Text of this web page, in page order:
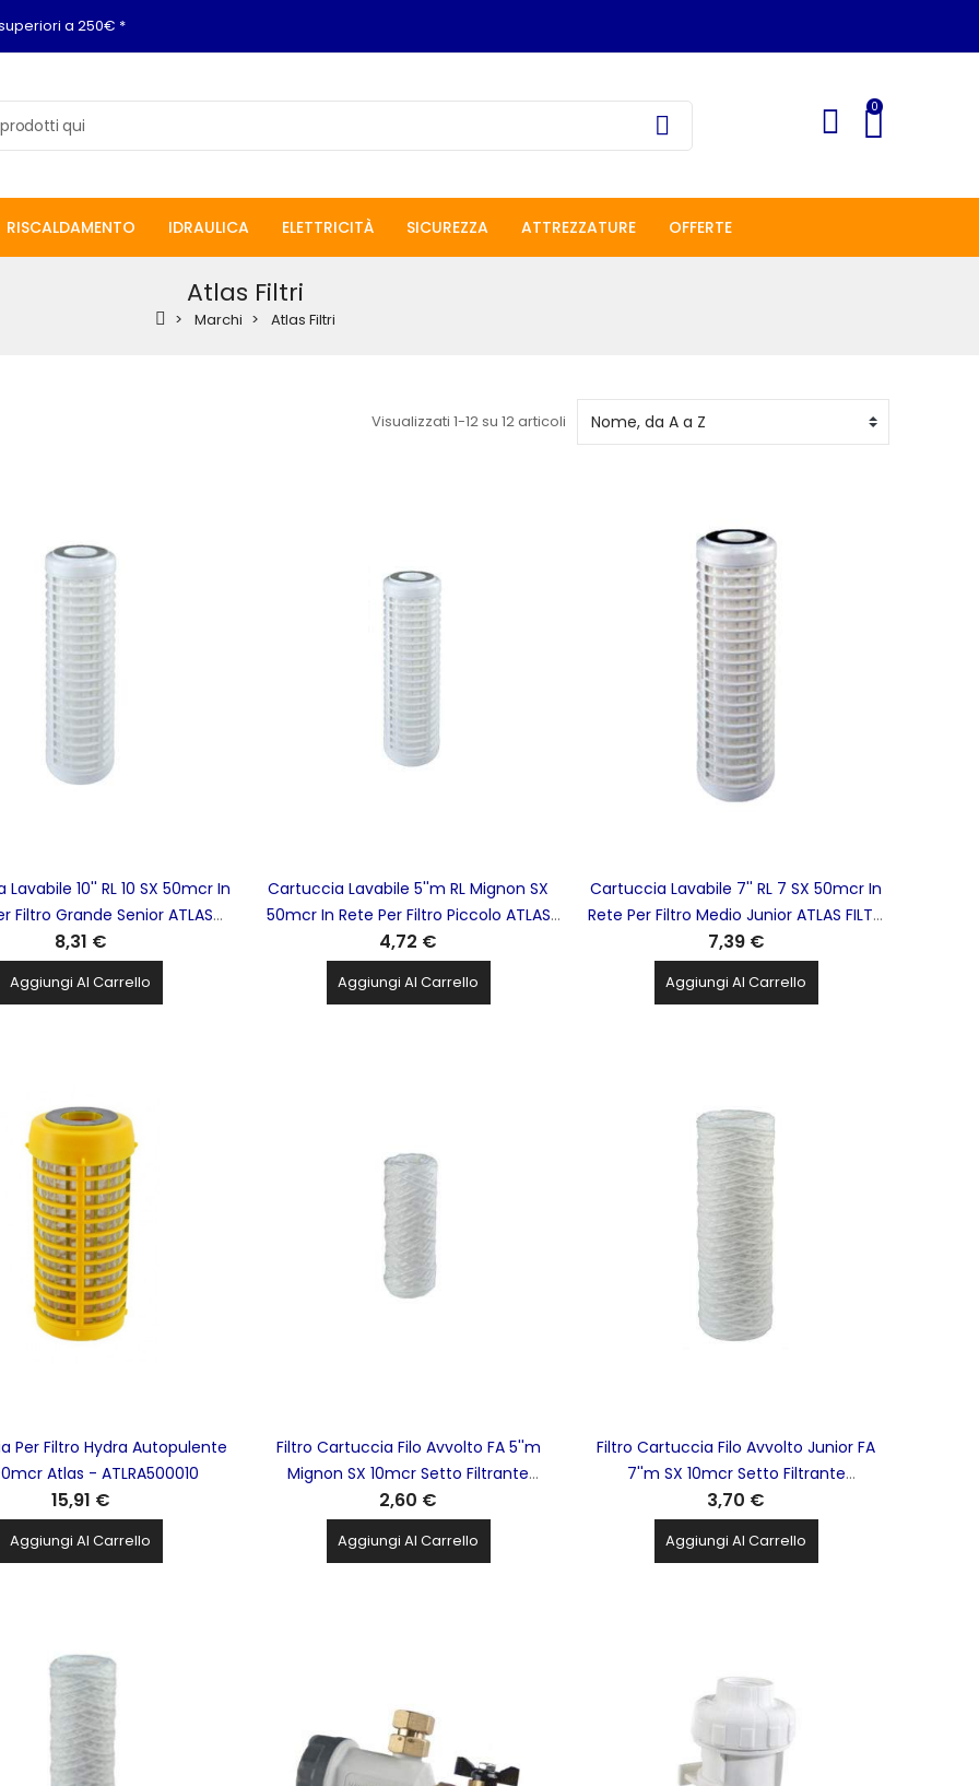
a 250€ *
0
RISCALDAMENTO IDRAULICA ELETTRICITÀ SICUREZZA ATTREZZATURE OFFERTE
Atlas Filtri
Marchi Atlas Filtri
Visualizzati 1-12 su 12 articoli
10'' RL 10 SX 50mcr In
Filtro Grande Senior ATLAS
FILTRI - RA5015114
8,31 €
Aggiungi Al Carrello
Cartuccia Lavabile 5''m RL Mignon SX
50mcr In Rete Per Filtro Piccolo ATLAS
FILTRI - RA5010114
4,72 €
Aggiungi Al Carrello
Cartuccia Lavabile 7'' RL 7 SX 50mcr In
Rete Per Filtro Medio Junior ATLAS FILTRI
- RA5014114
7,39 €
Aggiungi Al Carrello
Per Filtro Hydra Autopulente
Atlas - ATLRA500010
15,91 €
Aggiungi Al Carrello
Filtro Cartuccia Filo Avvolto FA 5''m
Mignon SX 10mcr Setto Filtrante
Polipropilene ATLAS FILTRI - RE5110409
2,60 €
Aggiungi Al Carrello
Filtro Cartuccia Filo Avvolto Junior FA
7''m SX 10mcr Setto Filtrante
Polipropilene ATLAS FILTRI - RE5114409
3,70 €
Aggiungi Al Carrello